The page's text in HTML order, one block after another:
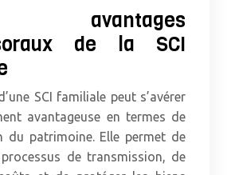
de la SCI
SCI familiale peut s’avérer
avantageuse en termes de
du patrimoine. Elle permet de
de transmission, de